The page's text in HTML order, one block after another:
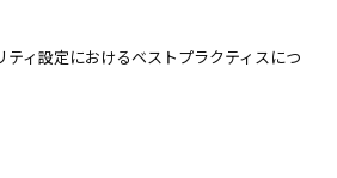
ィ設定におけるベストプラクティスにつ